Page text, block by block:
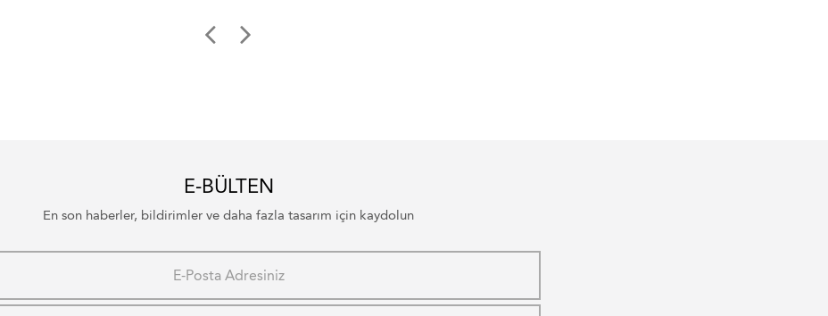
E-BÜLTEN
En son haberler, bildirimler ve daha fazla tasarım için kaydolun